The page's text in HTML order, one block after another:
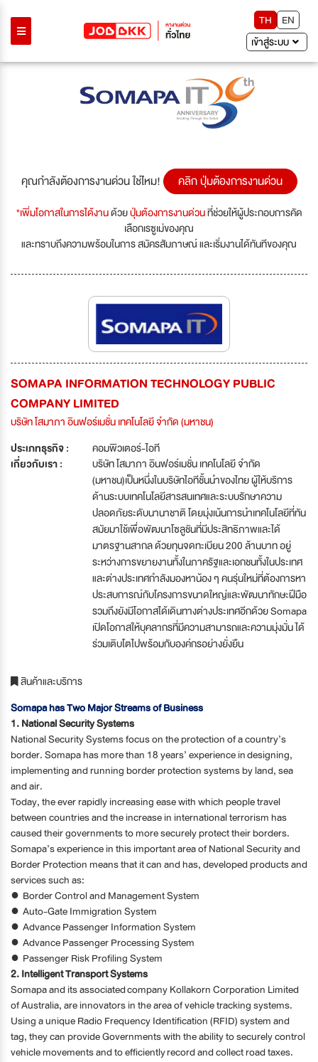
TH
EN
เข้าสู่ระบบ
คุณกำลังต้องการงานด่วน ใช่ไหม! คลิก ปุ่มต้องการงานด่วน
*เพิ่มโอกาสในการได้งานด้วยปุ่มต้องการงานด่วนที่ช่วยให้ผู้ประกอบการคัด
เลือกเรซูเม่ของคุณ
และทราบถึงความพร้อมในการ สมัครสัมภาษณ์ และเริ่มงานได้ทันทีของคุณ
SOMAPA INFORMATION TECHNOLOGY PUBLIC
COMPANY LIMITED
บริษัท โสมาภา อินฟอร์เมชั่น เทคโนโลยี จำกัด (มหาชน)
ประเภทธุรกิจ :
คอมพิวเตอร์-ไอที
เกี่ยวกับเรา :
บริษัท โสมาภา อินฟอร์เมชั่น เทคโนโลยี จำกัด
(มหาชน)เป็นหนึ่งในบริษัทไอทีชั้นนำของไทย ผู้ให้บริการ
ด้านระบบเทคโนโลยีสารสนเทศและระบบรักษาความ
ปลอดภัยระดับนานาชาติ โดยมุ่งเน้นการนำเทคโนโลยีที่ทัน
สมัยมาใช้เพื่อพัฒนาโซลูชันที่มีประสิทธิภาพและได้
มาตรฐานสากล ด้วยทุนจดทะเบียน 200 ล้านบาท อยู่
ระหว่างการขยายงานทั้งในภาครัฐและเอกชนทั้งในประเทศ
และต่างประเทศกำลังมองหาน้อง ๆ คนรุ่นใหม่ที่ต้องการหา
ประสบการณ์กับโครงการขนาดใหญ่และพัฒนาทักษะฝีมือ
รวมถึงยังมีโอกาสได้เดินทางต่างประเทศอีกด้วย Somapa
เปิดโอกาสให้บุคลากรที่มีความสามารถและความมุ่งมั่น ได้
ร่วมเติบโตไปพร้อมกับองค์กรอย่างยั่งยืน
สินค้าและบริการ
Somapa has Two Major Streams of Business
1. National Security Systems
National Security Systems focus on the protection of a country’s
border. Somapa has more than 18 years’ experience in designing,
implementing and running border protection systems by land, sea
and air.
Today, the ever rapidly increasing ease with which people travel
between countries and the increase in international terrorism has
caused their governments to more securely protect their borders.
Somapa’s experience in this important area of National Security and
Border Protection means that it can and has, developed products and
services such as:
● Border Control and Management System
● Auto-Gate Immigration System
● Advance Passenger Information System
● Advance Passenger Processing System
● Passenger Risk Profiling System
2. Intelligent Transport Systems
Somapa and its associated company Kollakorn Corporation Limited
of Australia, are innovators in the area of vehicle tracking systems.
Using a unique Radio Frequency Identification (RFID) system and
tag, they can provide Governments with the ability to securely control
vehicle movements and to efficiently record and collect road taxes.